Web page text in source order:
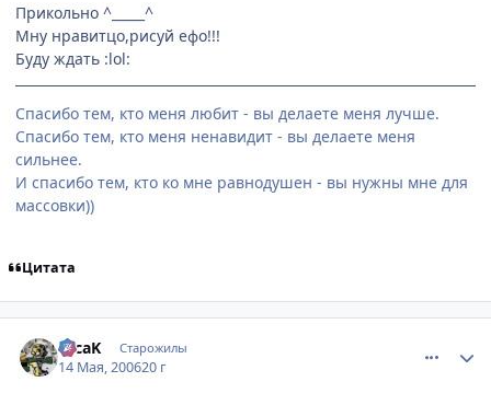
Прикольно ^_____^
Мну нравитцо,рисуй ефо!!!
Буду ждать :lol:
Спасибо тем, кто меня любит - вы делаете меня лучше.
Спасибо тем, кто меня ненавидит - вы делаете меня
сильнее.
И спасибо тем, кто ко мне равнодушен - вы нужны мне для
массовки))
Цитата
TecaK Старожилы
14 Мая, 200620 г